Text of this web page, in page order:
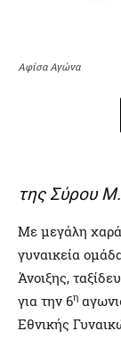
Αφίσα Αγώνα
της Σύρου
Με μεγάλη χαρά
γυναικεία
Άνοιξης,
για την 6η
Εθνικής